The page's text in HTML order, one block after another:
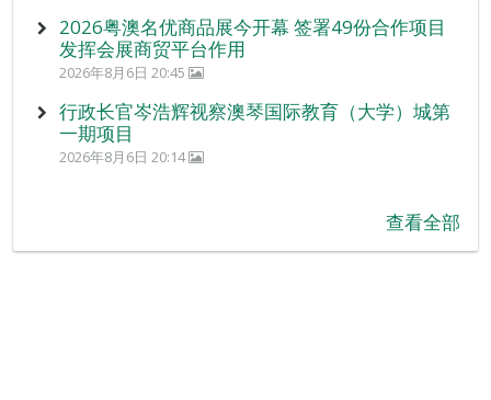
2026粤澳名优商品展今开幕 签署49份合作项目
发挥会展商贸平台作用
2026年8月6日 20:45
行政长官岑浩辉视察澳琴国际教育（大学）城第
一期项目
2026年8月6日 20:14
查看全部